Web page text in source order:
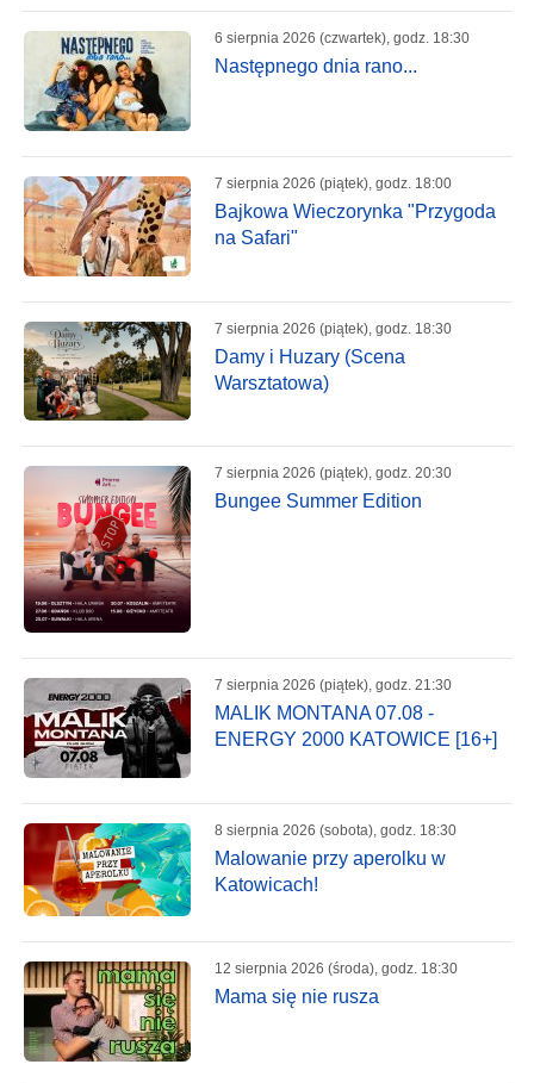
6 sierpnia 2026 (czwartek), godz. 18:30
Następnego dnia rano...
7 sierpnia 2026 (piątek), godz. 18:00
Bajkowa Wieczorynka "Przygoda
na Safari"
7 sierpnia 2026 (piątek), godz. 18:30
Damy i Huzary (Scena
Warsztatowa)
7 sierpnia 2026 (piątek), godz. 20:30
Bungee Summer Edition
7 sierpnia 2026 (piątek), godz. 21:30
MALIK MONTANA 07.08 -
ENERGY 2000 KATOWICE [16+]
8 sierpnia 2026 (sobota), godz. 18:30
Malowanie przy aperolku w
Katowicach!
12 sierpnia 2026 (środa), godz. 18:30
Mama się nie rusza